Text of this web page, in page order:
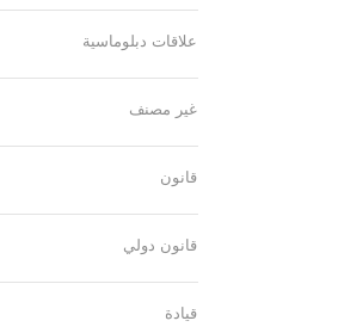
علاقات دبلوماسية
غير مصنف
قانون
قانون دولي
قيادة